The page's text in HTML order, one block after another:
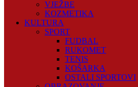
VJEŽBE
KOZMETIKA
KULTURA
SPORT
FUDBAL
RUKOMET
TENIS
KOŠARKA
OSTALI SPORTOVI